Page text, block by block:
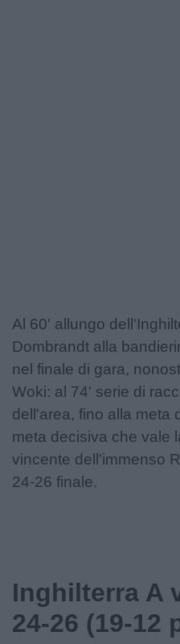
Al 60' allungo
Dombrandt alla
nel finale di gara,
Woki: al 74' serie di
dell'area, fino alla meta
meta decisiva che vale
vincente dell'immenso
24-26 finale.
Inghilterra A
24-26 (19-12